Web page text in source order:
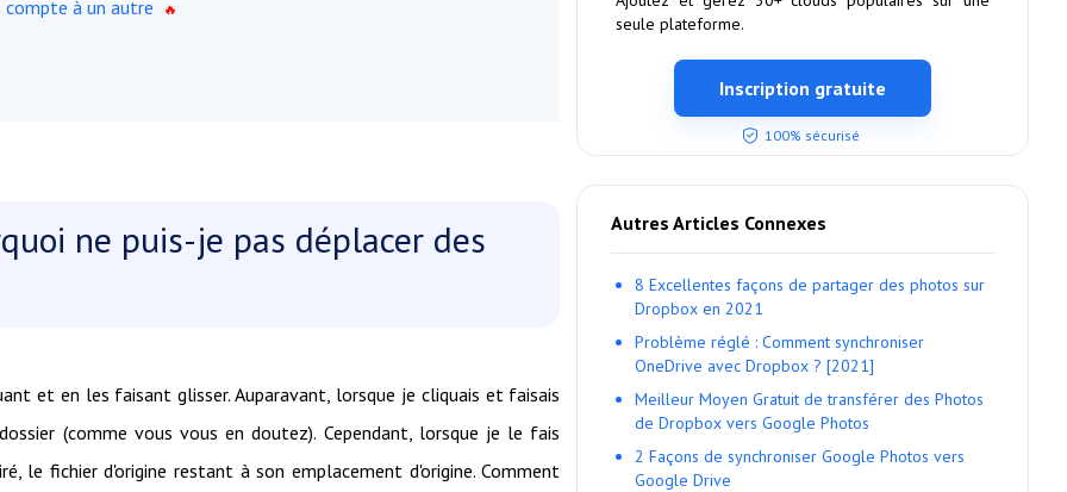
compte à un autre
ne puis-je pas déplacer des
et en les faisant glisser. Auparavant, lorsque je cliquais et faisais
(comme vous vous en doutez). Cependant, lorsque je le fais
le fichier d'origine restant à son emplacement d'origine. Comment
seule plateforme.
Inscription gratuite
100% sécurisé
Autres Articles Connexes
8 Excellentes façons de partager des photos sur
Dropbox en 2021
Problème réglé : Comment synchroniser
OneDrive avec Dropbox ? [2021]
Meilleur Moyen Gratuit de transférer des Photos
de Dropbox vers Google Photos
2 Façons de synchroniser Google Photos vers
Google Drive